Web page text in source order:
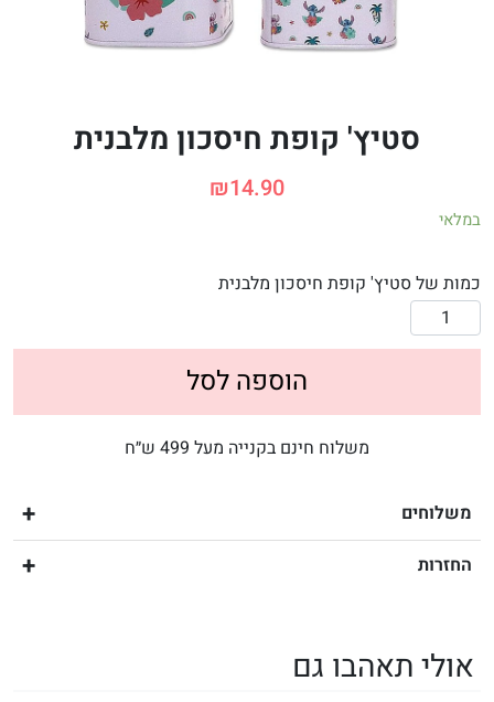
סטיץ' קופת חיסכון מלבנית
₪14.90
במלאי
כמות של סטיץ' קופת חיסכון מלבנית
הוספה לסל
משלוח חינם בקנייה מעל 499 ש״ח
משלוחים
החזרות
אולי תאהבו גם